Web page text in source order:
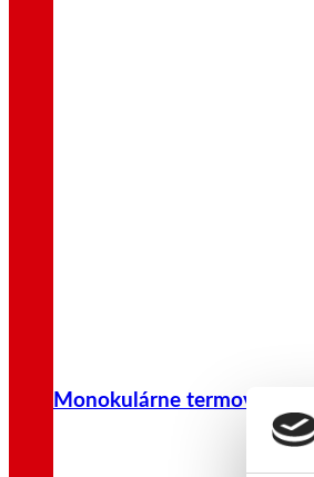
Monokulárne termovízie